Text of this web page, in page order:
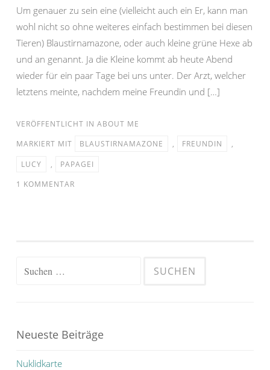
Um genauer zu sein eine (vielleicht auch ein Er, kann man
wohl nicht so ohne weiteres einfach bestimmen bei diesen
Tieren) Blaustirnamazone, oder auch kleine grüne Hexe ab
und an genannt. Ja die Kleine kommt ab heute Abend
wieder für ein paar Tage bei uns unter. Der Arzt, welcher
letztens meinte, nachdem meine Freundin und […]
VERÖFFENTLICHT IN ABOUT ME
MARKIERT MIT
BLAUSTIRNAMAZONE , FREUNDIN
,
LUCY
,
PAPAGEI
1 KOMMENTAR
Suchen
Neueste Beiträge
Nuklidkarte